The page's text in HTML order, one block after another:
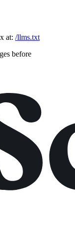
at: /llms.txt
before